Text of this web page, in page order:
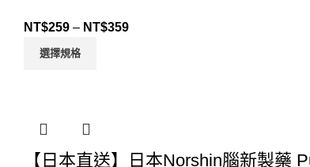
NT$259 – NT$359
選擇規格
【日本直送】日本Norshin腦新製藥